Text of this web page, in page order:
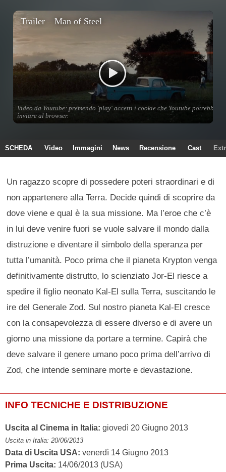
SCHEDA Video Immagini News Recensione Cast
Un ragazzo scopre di possedere poteri straordinari e di
non appartenere alla Terra. Decide quindi di scoprire da
dove viene e qual è la sua missione. Ma l’eroe che c’è
in lui deve venire fuori se vuole salvare il mondo dalla
distruzione e diventare il simbolo della speranza per
tutta l’umanità. Poco prima che il pianeta Krypton venga
definitivamente distrutto, lo scienziato Jor-El riesce a
spedire il figlio neonato Kal-El sulla Terra, suscitando le
ire del Generale Zod. Sul nostro pianeta Kal-El cresce
con la consapevolezza di essere diverso e di avere un
giorno una missione da portare a termine. Capirà che
deve salvare il genere umano poco prima dell’arrivo di
Zod, che intende seminare morte e devastazione.
INFO TECNICHE E DISTRIBUZIONE
Uscita al Cinema in Italia: giovedì 20 Giugno 2013
Uscita in Italia: 20/06/2013
Data di Uscita USA: venerdì 14 Giugno 2013
Prima Uscita: 14/06/2013 (USA)